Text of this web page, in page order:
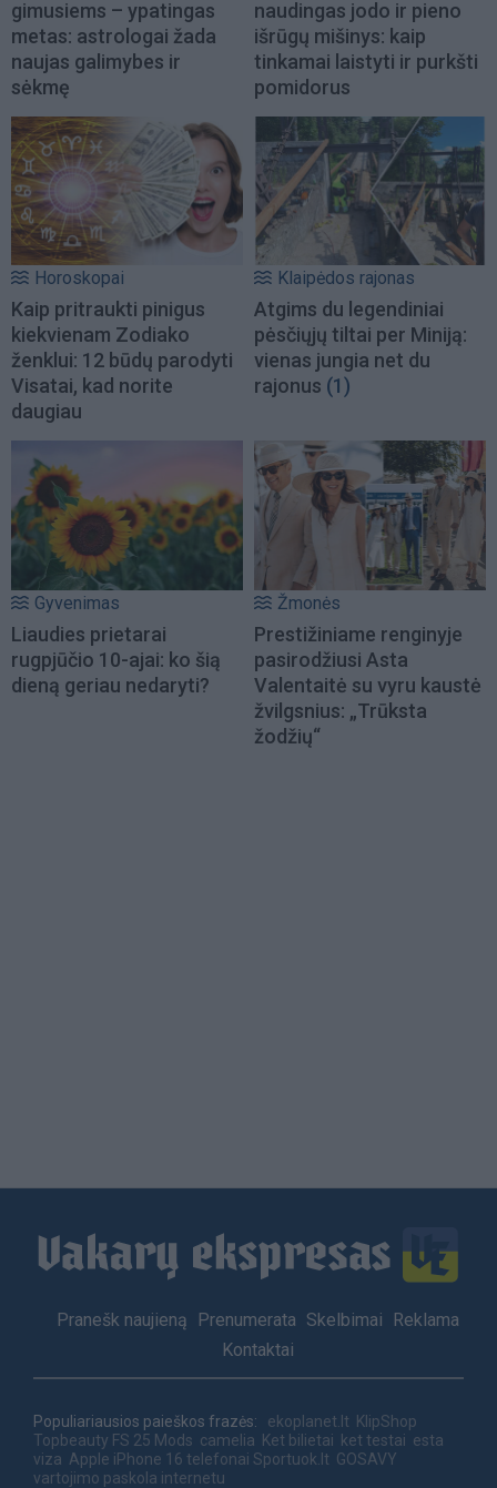
gimusiems – ypatingas
metas: astrologai žada
naujas galimybes ir
sėkmę
naudingas jodo ir pieno
išrūgų mišinys: kaip
tinkamai laistyti ir purkšti
pomidorus
Horoskopai
Kaip pritraukti pinigus
kiekvienam Zodiako
ženklui: 12 būdų parodyti
Visatai, kad norite
daugiau
Klaipėdos rajonas
Atgims du legendiniai
pėsčiųjų tiltai per Miniją:
vienas jungia net du
rajonus (1)
Gyvenimas
Liaudies prietarai
rugpjūčio 10-ajai: ko šią
dieną geriau nedaryti?
Žmonės
Prestižiniame renginyje
pasirodžiusi Asta
Valentaitė su vyru kaustė
žvilgsnius: „Trūksta
žodžių“
Footer
Pranešk naujieną Prenumerata Skelbimai
Reklama
Kontaktai
Populiariausios paieškos frazės: ekoplanet.lt KlipShop
Topbeauty FS 25 Mods camelia Ket bilietai ket testai esta
viza Apple iPhone 16 telefonai Sportuok.lt GOSAVY
vartojimo paskola internetu